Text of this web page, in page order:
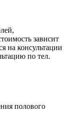
зависит
на консультации
по тел.
полового